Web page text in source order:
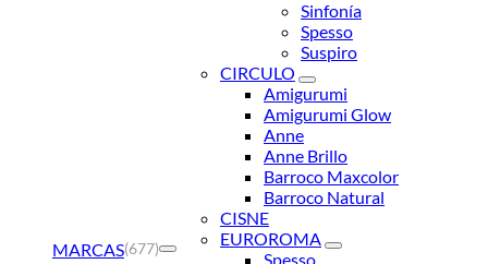
Sinfonía
Spesso
Suspiro
MARCAS(677)
CIRCULO
Amigurumi
Amigurumi Glow
Anne
Anne Brillo
Barroco Maxcolor
Barroco Natural
CISNE
EUROROMA
Spesso